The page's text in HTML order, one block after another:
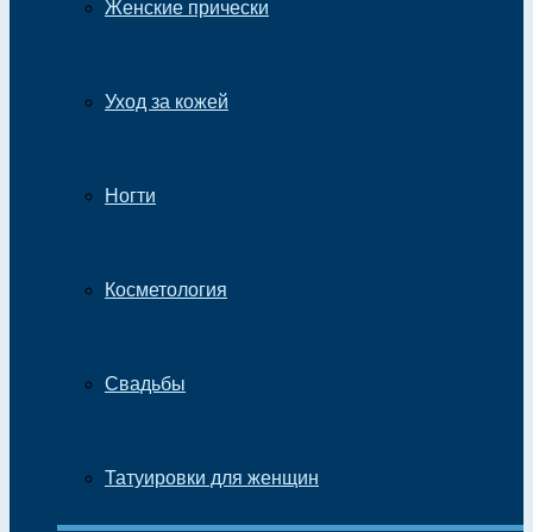
Женские прически
Уход за кожей
Ногти
Косметология
Свадьбы
Татуировки для женщин